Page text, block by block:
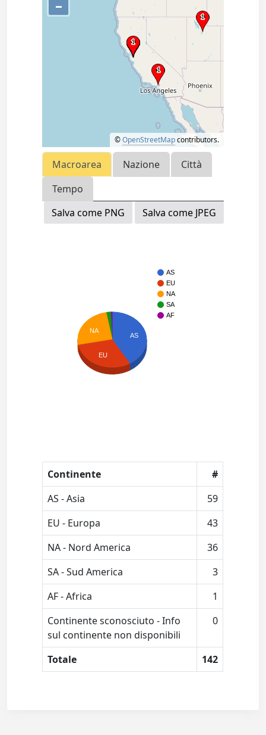
–
©OpenStreetMapcontributors.
Macroarea Nazione
Città
Tempo
Salva come PNG
Salva come JPEG
AS
EU
NA
SA
AF
AS
NA
EU
Continente
#
AS - Asia
59
EU - Europa
43
NA - Nord America
36
SA - Sud America
3
AF - Africa
1
Continente sconosciuto - Info
sul continente non disponibili
0
Totale 142